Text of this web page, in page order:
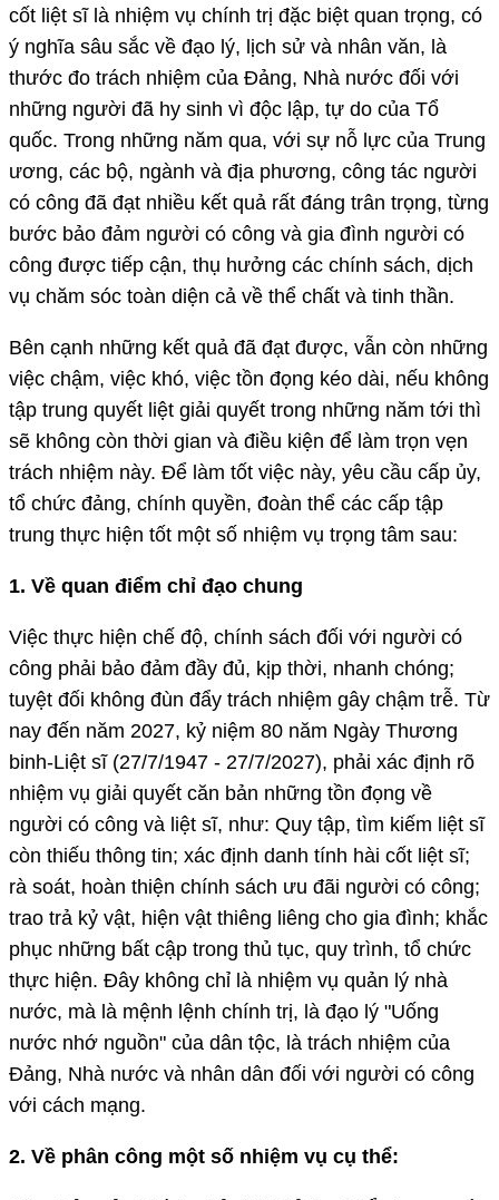
cốt liệt sĩ là nhiệm vụ chính trị đặc biệt quan trọng, có
ý nghĩa sâu sắc về đạo lý, lịch sử và nhân văn, là
thước đo trách nhiệm của Đảng, Nhà nước đối với
những người đã hy sinh vì độc lập, tự do của Tổ
quốc. Trong những năm qua, với sự nỗ lực của Trung
ương, các bộ, ngành và địa phương, công tác người
có công đã đạt nhiều kết quả rất đáng trân trọng, từng
bước bảo đảm người có công và gia đình người có
công được tiếp cận, thụ hưởng các chính sách, dịch
vụ chăm sóc toàn diện cả về thể chất và tinh thần.
Bên cạnh những kết quả đã đạt được, vẫn còn những
việc chậm, việc khó, việc tồn đọng kéo dài, nếu không
tập trung quyết liệt giải quyết trong những năm tới thì
sẽ không còn thời gian và điều kiện để làm trọn vẹn
trách nhiệm này. Để làm tốt việc này, yêu cầu cấp ủy,
tổ chức đảng, chính quyền, đoàn thể các cấp tập
trung thực hiện tốt một số nhiệm vụ trọng tâm sau:
1. Về quan điểm chỉ đạo chung
Việc thực hiện chế độ, chính sách đối với người có
công phải bảo đảm đầy đủ, kịp thời, nhanh chóng;
tuyệt đối không đùn đẩy trách nhiệm gây chậm trễ. Từ
nay đến năm 2027, kỷ niệm 80 năm Ngày Thương
binh-Liệt sĩ (27/7/1947 - 27/7/2027), phải xác định rõ
nhiệm vụ giải quyết căn bản những tồn đọng về
người có công và liệt sĩ, như: Quy tập, tìm kiếm liệt sĩ
còn thiếu thông tin; xác định danh tính hài cốt liệt sĩ;
rà soát, hoàn thiện chính sách ưu đãi người có công;
trao trả kỷ vật, hiện vật thiêng liêng cho gia đình; khắc
phục những bất cập trong thủ tục, quy trình, tổ chức
thực hiện. Đây không chỉ là nhiệm vụ quản lý nhà
nước, mà là mệnh lệnh chính trị, là đạo lý "Uống
nước nhớ nguồn" của dân tộc, là trách nhiệm của
Đảng, Nhà nước và nhân dân đối với người có công
với cách mạng.
2. Về phân công một số nhiệm vụ cụ thể: